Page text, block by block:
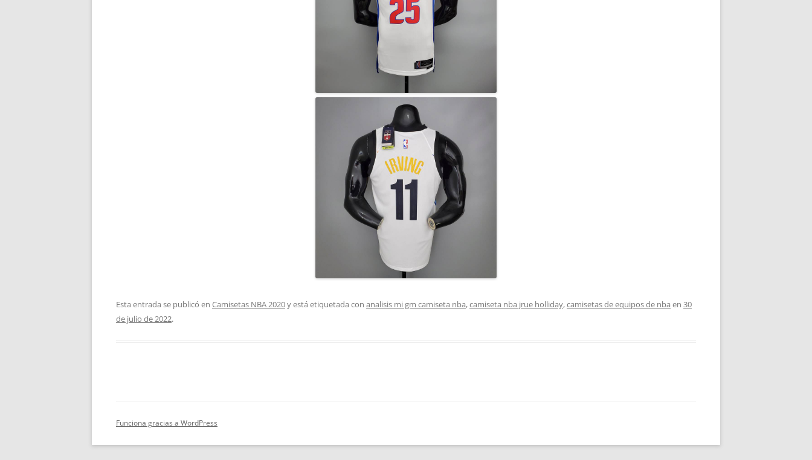
Esta entrada se publicó en Camisetas NBA 2020y está etiquetada con analisis mi gm camiseta nba,camiseta nba jrue holliday,camisetas de equipos de nba en 30
de julio de 2022.
Funciona gracias a WordPress